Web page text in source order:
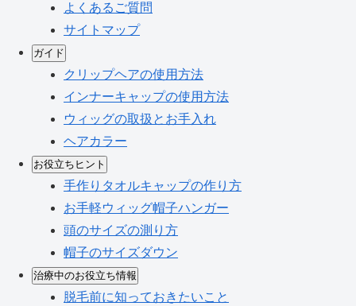
よくあるご質問
サイトマップ
ガイド
クリップヘアの使用方法
インナーキャップの使用方法
ウィッグの取扱とお手入れ
ヘアカラー
お役立ちヒント
手作りタオルキャップの作り方
お手軽ウィッグ帽子ハンガー
頭のサイズの測り方
帽子のサイズダウン
治療中のお役立ち情報
脱毛前に知っておきたいこと